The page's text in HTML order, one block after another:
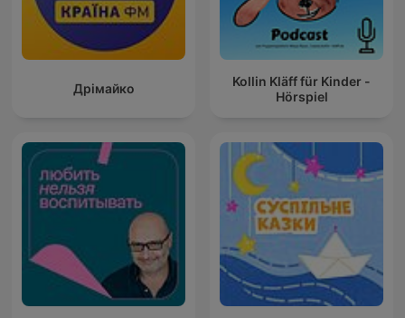
Дрімайко
Kollin Kläff für Kinder -
Hörspiel